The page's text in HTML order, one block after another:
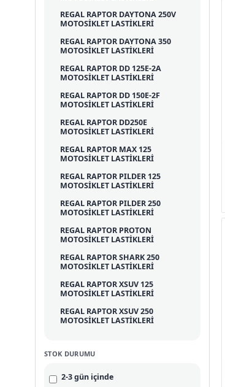
REGAL RAPTOR DAYTONA 250V
MOTOSİKLET LASTİKLERİ
REGAL RAPTOR DAYTONA 350
MOTOSİKLET LASTİKLERİ
REGAL RAPTOR DD 125E-2A
MOTOSİKLET LASTİKLERİ
REGAL RAPTOR DD 150E-2F
MOTOSİKLET LASTİKLERİ
REGAL RAPTOR DD250E
MOTOSİKLET LASTİKLERİ
REGAL RAPTOR MAX 125
MOTOSİKLET LASTİKLERİ
REGAL RAPTOR PILDER 125
MOTOSİKLET LASTİKLERİ
REGAL RAPTOR PILDER 250
MOTOSİKLET LASTİKLERİ
REGAL RAPTOR PROTON
MOTOSİKLET LASTİKLERİ
REGAL RAPTOR SHARK 250
MOTOSİKLET LASTİKLERİ
REGAL RAPTOR XSUV 125
MOTOSİKLET LASTİKLERİ
REGAL RAPTOR XSUV 250
MOTOSİKLET LASTİKLERİ
STOK DURUMU
2-3 gün içinde